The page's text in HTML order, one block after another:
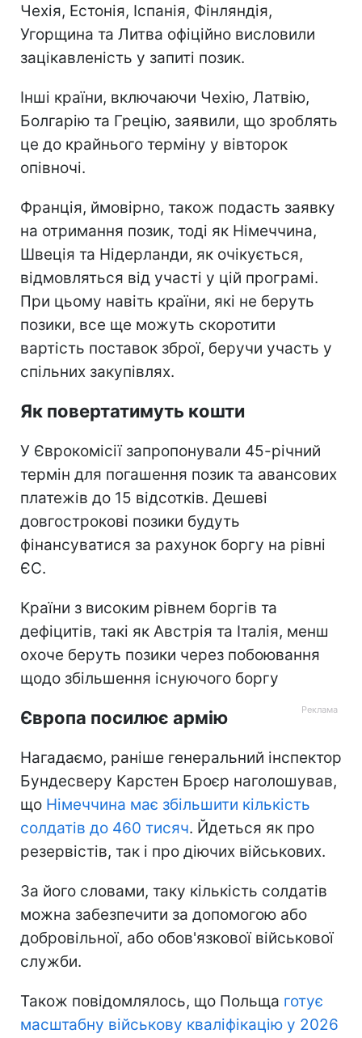
Чехія, Естонія, Іспанія, Фінляндія,
Угорщина та Литва офіційно висловили
зацікавленість у запиті позик.
Інші країни, включаючи Чехію, Латвію,
Болгарію та Грецію, заявили, що зроблять
це до крайнього терміну у вівторок
опівночі.
Франція, ймовірно, також подасть заявку
на отримання позик, тоді як Німеччина,
Швеція та Нідерланди, як очікується,
відмовляться від участі у цій програмі.
При цьому навіть країни, які не беруть
позики, все ще можуть скоротити
вартість поставок зброї, беручи участь у
спільних закупівлях.
Як повертатимуть кошти
У Єврокомісії запропонували 45-річний
термін для погашення позик та авансових
платежів до 15 відсотків. Дешеві
довгострокові позики будуть
фінансуватися за рахунок боргу на рівні
ЄС.
Країни з високим рівнем боргів та
дефіцитів, такі як Австрія та Італія, менш
охоче беруть позики через побоювання
щодо збільшення існуючого боргу
Європа посилює армію
Нагадаємо, раніше генеральний інспектор
Бундесверу Карстен Броєр наголошував,
що Німеччина має збільшити кількість
солдатів до 460 тисяч. Йдеться як про
резервістів, так і про діючих військових.
За його словами, таку кількість солдатів
можна забезпечити за допомогою або
добровільної, або обов'язкової військової
служби.
Також повідомлялось, що Польща готує
масштабну військову кваліфікацію у 2026